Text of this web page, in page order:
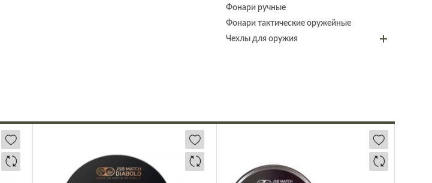
Фонари ручные
Фонари тактические оружейные
Чехлы для оружия